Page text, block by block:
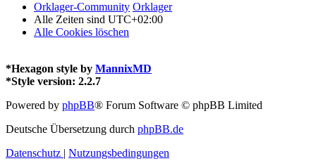
Orklager-Community Orklager
Alle Zeiten sind UTC+02:00
Alle Cookies löschen
*Hexagon style by MannixMD
*Style version: 2.2.7
Powered by phpBB® Forum Software © phpBB Limited
Deutsche Übersetzung durch phpBB.de
Datenschutz | Nutzungsbedingungen